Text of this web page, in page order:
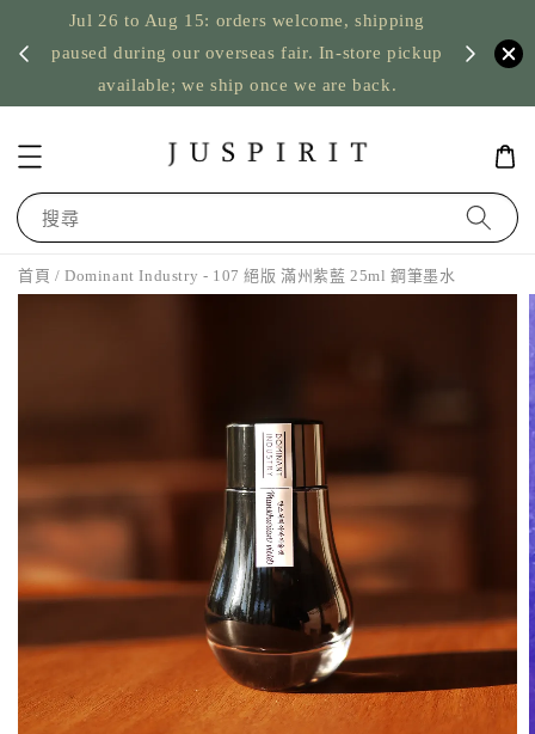
Jul 26 to Aug 15: orders welcome, shipping
paused during our overseas fair. In-store pickup
available; we ship once we are back.
US
搜尋
首頁 / Dominant Industry - 107 絕版 滿州紫藍 25ml 鋼筆墨水